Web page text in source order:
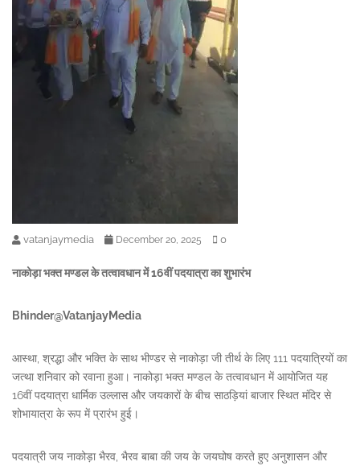
vatanjaymedia December 20, 2025 0
नाकोड़ा भक्त मण्डल के तत्वावधान में 16वीं पदयात्रा का शुभारंभ
Bhinder@VatanjayMedia
आस्था, श्रद्धा और भक्ति के साथ भीण्डर से नाकोड़ा जी तीर्थ के लिए 111 पदयात्रियों का
जत्था शनिवार को रवाना हुआ। नाकोड़ा भक्त मण्डल के तत्वावधान में आयोजित यह
16वीं पदयात्रा धार्मिक उल्लास और जयकारों के बीच साठड़ियां बाजार स्थित मंदिर से
शोभायात्रा के रूप में प्रारंभ हुई।
पदयात्री जय नाकोड़ा भैरव, भैरव बाबा की जय के जयघोष करते हुए अनुशासन और